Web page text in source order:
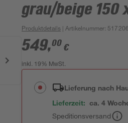
grau/beige 150
Produktdetails | Artikelnummer:
549,00 €
inkl. 19% MwSt.
Lieferung nach
Lieferzeit: ca. 4
Speditionsversand